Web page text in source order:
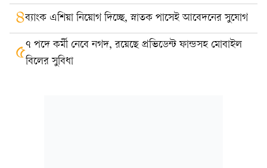
৪ব্যাংক এশিয়া নিয়োগ দিচ্ছে, স্নাতক পাসেই আবেদনের সুযোগ
৫৭ পদে কর্মী নেবে নগদ, রয়েছে প্রভিডেন্ট ফান্ডসহ মোবাইল
বিলের সুবিধা